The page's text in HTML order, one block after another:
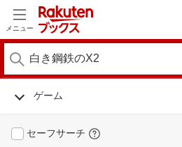
メニュー
ゲーム
セーフサーチ